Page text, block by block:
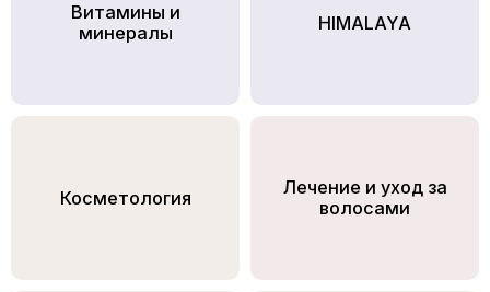
Витамины и
минералы
HIMALAYA
Косметология
Лечение и уход за
волосами